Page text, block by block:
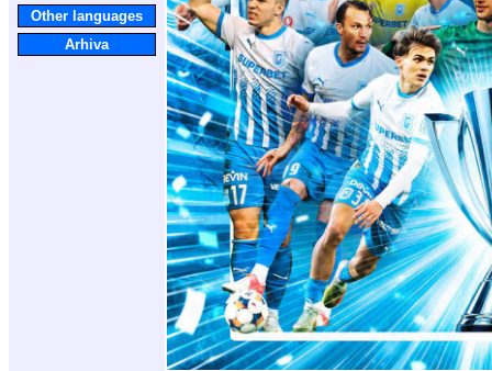
Other languages
Arhiva